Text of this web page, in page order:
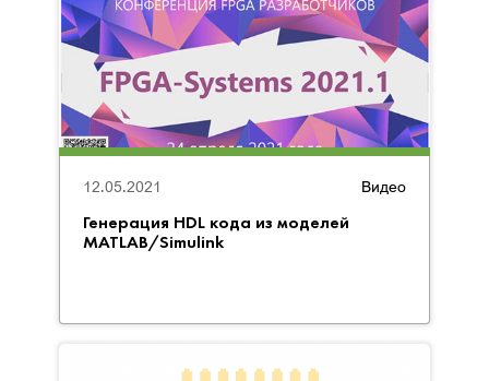
Видео
Генерация HDL кода из моделей
MATLAB/Simulink
12.05.2021